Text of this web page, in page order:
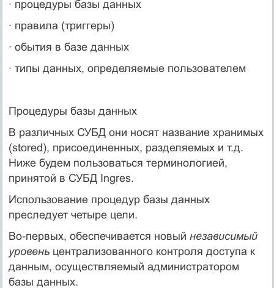
· процедуры базы данных
· правила (триггеры)
· обытия в базе данных
· типы данных, определяемые пользователем
Процедуры базы данных
В различных СУБД они носят название хранимых
(stored), присоединенных, разделяемых и т.д.
Ниже будем пользоваться терминологией,
принятой в СУБД Ingres.
Использование процедур базы данных
преследует четыре цели.
Во-первых, обеспечивается новый независимый
уровень централизованного контроля доступа к
данным, осуществляемый администратором
базы данных.